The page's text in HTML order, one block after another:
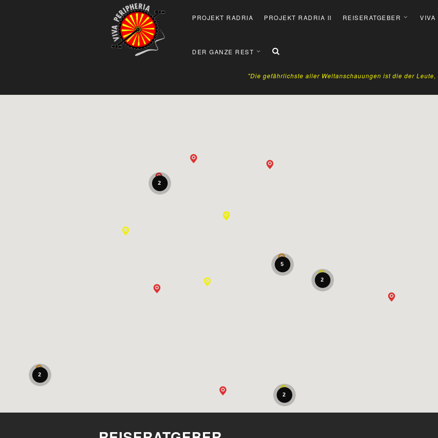
PROJEKT RADRIA PROJEKT RADRIA II REISERATGEBER VIVA
DER GANZE REST
"Die gefährlichste aller Weltanschauungen ist die der
5
2
2
2
2